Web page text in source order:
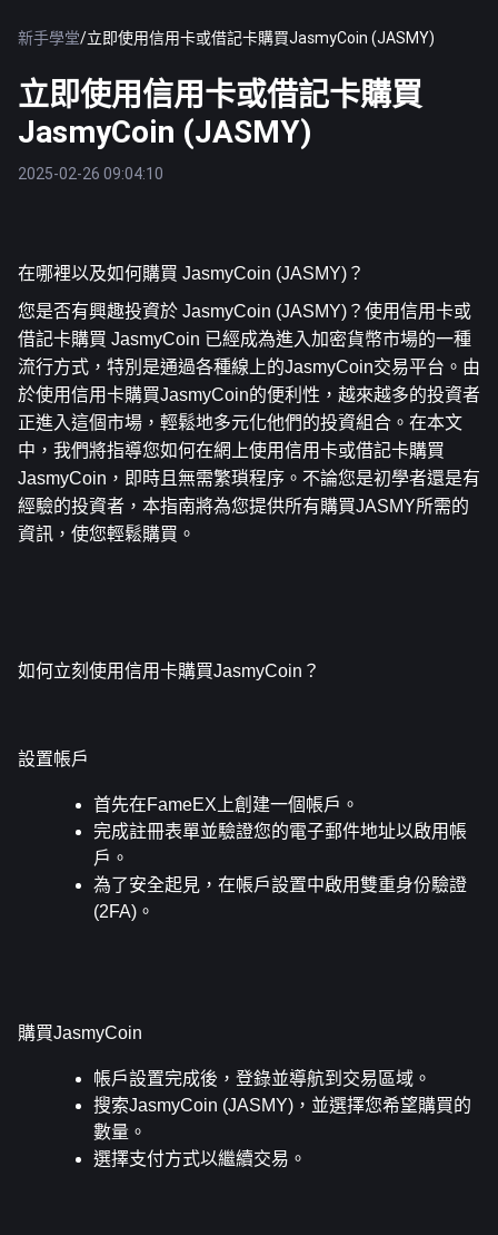
新手學堂/立即使用信用卡或借記卡購買JasmyCoin (JASMY)
立即使用信用卡或借記卡購買
JasmyCoin (JASMY)
2025-02-26 09:04:10
在哪裡以及如何購買 JasmyCoin (JASMY)？
您是否有興趣投資於 JasmyCoin (JASMY)？使用信用卡或
借記卡購買 JasmyCoin 已經成為進入加密貨幣市場的一種
流行方式，特別是通過各種線上的JasmyCoin交易平台。由
於使用信用卡購買JasmyCoin的便利性，越來越多的投資者
正進入這個市場，輕鬆地多元化他們的投資組合。在本文
中，我們將指導您如何在網上使用信用卡或借記卡購買
JasmyCoin，即時且無需繁瑣程序。不論您是初學者還是有
經驗的投資者，本指南將為您提供所有購買JASMY所需的
資訊，使您輕鬆購買。
如何立刻使用信用卡購買JasmyCoin？
設置帳戶
首先在FameEX上創建一個帳戶。
完成註冊表單並驗證您的電子郵件地址以啟用帳
戶。
為了安全起見，在帳戶設置中啟用雙重身份驗證
(2FA)。
購買JasmyCoin
帳戶設置完成後，登錄並導航到交易區域。
搜索JasmyCoin (JASMY)，並選擇您希望購買的
數量。
選擇支付方式以繼續交易。